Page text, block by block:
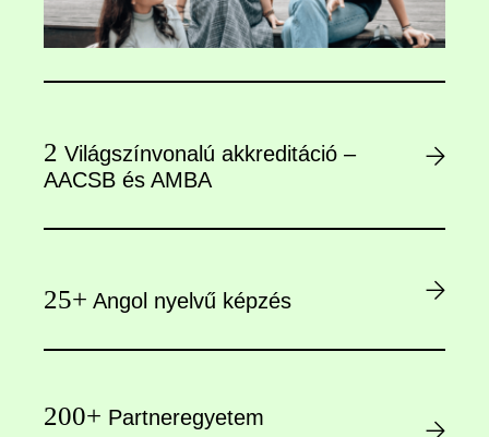
2 Világszínvonalú akkreditáció –
AACSB és AMBA
25+ Angol nyelvű képzés
200+ Partneregyetem